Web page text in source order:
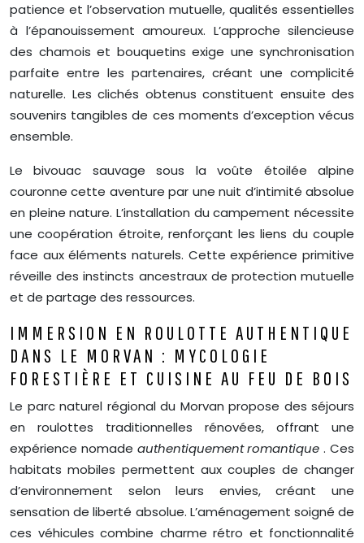
patience et l’observation mutuelle, qualités essentielles
à l’épanouissement amoureux. L’approche silencieuse
des chamois et bouquetins exige une synchronisation
parfaite entre les partenaires, créant une complicité
naturelle. Les clichés obtenus constituent ensuite des
souvenirs tangibles de ces moments d’exception vécus
ensemble.
Le bivouac sauvage sous la voûte étoilée alpine
couronne cette aventure par une nuit d’intimité absolue
en pleine nature. L’installation du campement nécessite
une coopération étroite, renforçant les liens du couple
face aux éléments naturels. Cette expérience primitive
réveille des instincts ancestraux de protection mutuelle
et de partage des ressources.
IMMERSION EN ROULOTTE AUTHENTIQUE
DANS LE MORVAN : MYCOLOGIE
FORESTIÈRE ET CUISINE AU FEU DE BOIS
Le parc naturel régional du Morvan propose des séjours
en roulottes traditionnelles rénovées, offrant une
expérience nomade authentiquement romantique. Ces
habitats mobiles permettent aux couples de changer
d’environnement selon leurs envies, créant une
sensation de liberté absolue. L’aménagement soigné de
ces véhicules combine charme rétro et fonctionnalité